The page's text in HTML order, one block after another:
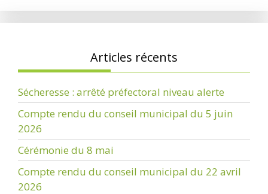
Articles récents
Sécheresse : arrêté préfectoral niveau alerte
Compte rendu du conseil municipal du 5 juin
2026
Cérémonie du 8 mai
Compte rendu du conseil municipal du 22 avril
2026